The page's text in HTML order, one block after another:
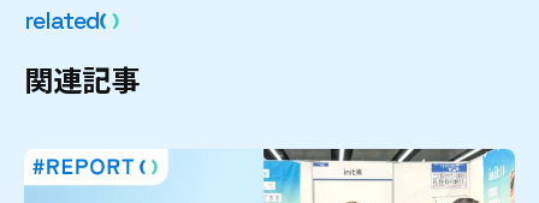
related
関連記事